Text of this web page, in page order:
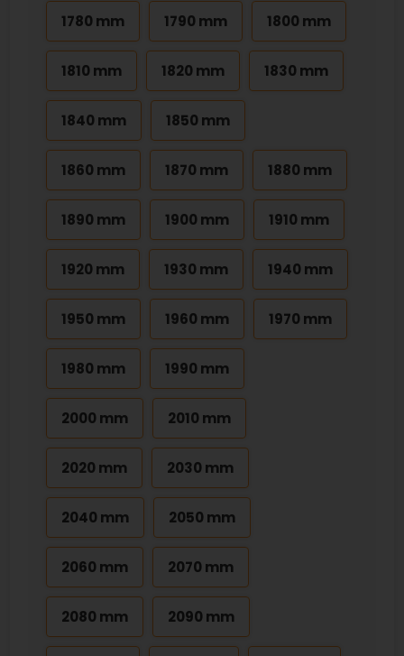
1780 mm 1790 mm 1800 mm
1810 mm 1820 mm 1830 mm
1840 mm 1850 mm
1860 mm 1870 mm 1880 mm
1890 mm 1900 mm 1910 mm
1920 mm 1930 mm 1940 mm
1950 mm 1960 mm 1970 mm
1980 mm 1990 mm
2000 mm 2010 mm
2020 mm 2030 mm
2040 mm 2050 mm
2060 mm 2070 mm
2080 mm 2090 mm